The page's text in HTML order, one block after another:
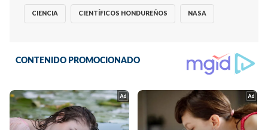
CIENCIA CIENTÍFICOS HONDUREÑOS NASA